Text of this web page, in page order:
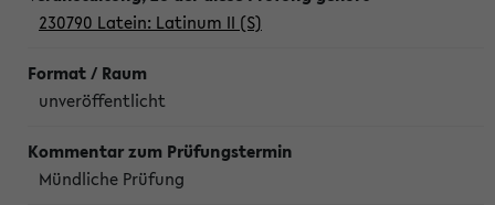
230790 Latein: Latinum II (S)
unveröffentlicht
Mündliche Prüfung